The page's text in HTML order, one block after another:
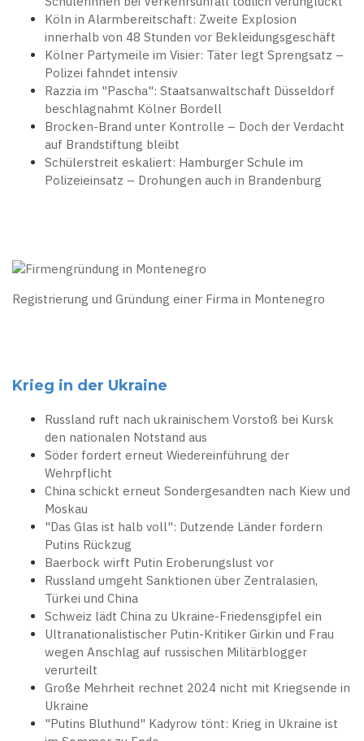
Köln in Alarmbereitschaft: Zweite Explosion
innerhalb von 48 Stunden vor Bekleidungsgeschäft
Kölner Partymeile im Visier: Täter legt Sprengsatz –
Polizei fahndet intensiv
Razzia im "Pascha": Staatsanwaltschaft Düsseldorf
beschlagnahmt Kölner Bordell
Brocken-Brand unter Kontrolle – Doch der Verdacht
auf Brandstiftung bleibt
Schülerstreit eskaliert: Hamburger Schule im
Polizeieinsatz – Drohungen auch in Brandenburg
Registrierung und Gründung einer Firma in Montenegro
Krieg in der Ukraine
Russland ruft nach ukrainischem Vorstoß bei Kursk
den nationalen Notstand aus
Söder fordert erneut Wiedereinführung der
Wehrpflicht
China schickt erneut Sondergesandten nach Kiew und
Moskau
"Das Glas ist halb voll": Dutzende Länder fordern
Putins Rückzug
Baerbock wirft Putin Eroberungslust vor
Russland umgeht Sanktionen über Zentralasien,
Türkei und China
Schweiz lädt China zu Ukraine-Friedensgipfel ein
Ultranationalistischer Putin-Kritiker Girkin und Frau
wegen Anschlag auf russischen Militärblogger
verurteilt
Große Mehrheit rechnet 2024 nicht mit Kriegsende in
Ukraine
"Putins Bluthund" Kadyrow tönt: Krieg in Ukraine ist